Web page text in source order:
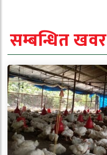
सम्बन्धित खवर